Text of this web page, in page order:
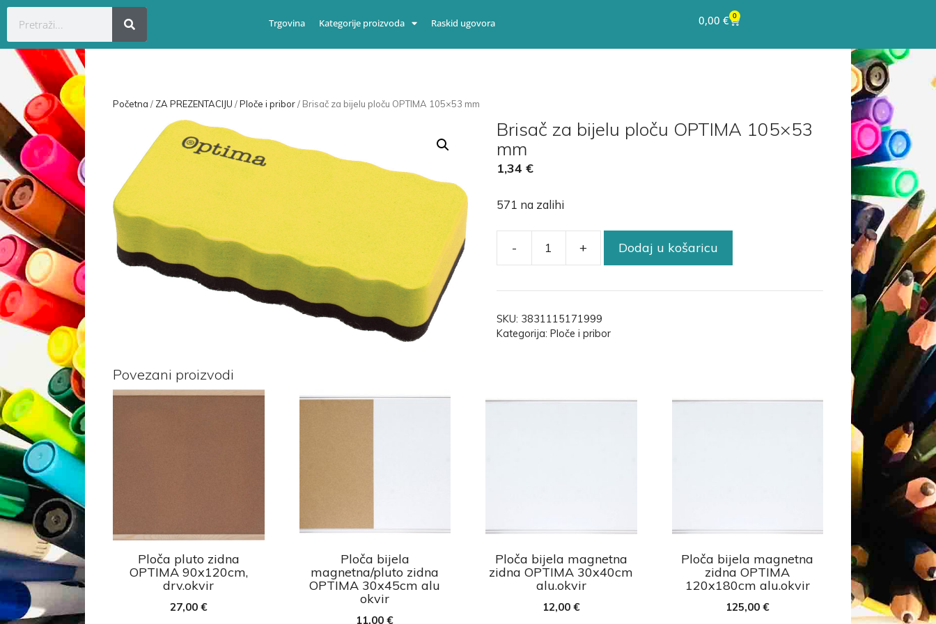
Trgovina Kategorije proizvoda Raskid ugovora 0,00€ 0
Početna / ZA PREZENTACIJU /Ploče i pribor/ Brisač za bijelu ploču OPTIMA 105×53 mm
Brisač za bijelu ploču OPTIMA 105×53
mm
1,34 €
571 na zalihi
- + Dodaj u košaricu
SKU: 3831115171999
Kategorija: Ploče i pribor
Povezani proizvodi
Ploča pluto zidna
OPTIMA 90x120cm,
drv.okvir
27,00 €
Ploča bijela
magnetna/pluto zidna
OPTIMA 30x45cm alu
okvir
11,00€
Ploča bijela magnetna
zidna OPTIMA 30x40cm
alu.okvir
12,00 €
Ploča bijela magnetna
zidna OPTIMA
120x180cm alu.okvir
125,00 €